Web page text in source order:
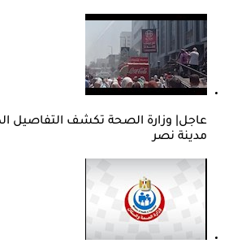
عاجل| وزارة الصحة تكشف التفاصيل
مدينة نصر